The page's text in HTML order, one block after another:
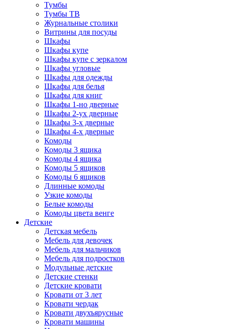
Тумбы
Тумбы ТВ
Журнальные столики
Витрины для посуды
Шкафы
Шкафы купе
Шкафы купе с зеркалом
Шкафы угловые
Шкафы для одежды
Шкафы для белья
Шкафы для книг
Шкафы 1-но дверные
Шкафы 2-ух дверные
Шкафы 3-х дверные
Шкафы 4-х дверные
Комоды
Комоды 3 ящика
Комоды 4 ящика
Комоды 5 ящиков
Комоды 6 ящиков
Длинные комоды
Узкие комоды
Белые комоды
Комоды цвета венге
Детские
Детская мебель
Мебель для девочек
Мебель для мальчиков
Мебель для подростков
Модульные детские
Детские стенки
Детские кровати
Кровати от 3 лет
Кровати чердак
Кровати двухъярусные
Кровати машины